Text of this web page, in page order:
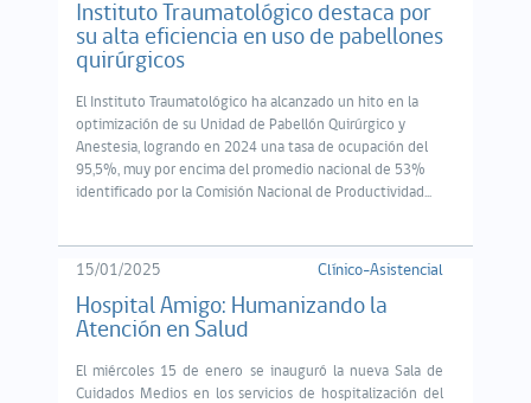
Instituto Traumatológico destaca por
su alta eficiencia en uso de pabellones
quirúrgicos
El Instituto Traumatológico ha alcanzado un hito en la
optimización de su Unidad de Pabellón Quirúrgico y
Anestesia, logrando en 2024 una tasa de ocupación del
95,5%, muy por encima del promedio nacional de 53%
identificado por la Comisión Nacional de Productividad...
15/01/2025 Clínico-Asistencial
Hospital Amigo: Humanizando la
Atención en Salud
El miércoles 15 de enero se inauguró la nueva Sala de
Cuidados Medios en los servicios de hospitalización del